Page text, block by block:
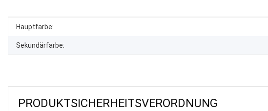
Produkteigenschaft
Wert
Hauptfarbe:
Sekundärfarbe:
PRODUKT­SICHER­HEITS­VER­ORD­NUNG